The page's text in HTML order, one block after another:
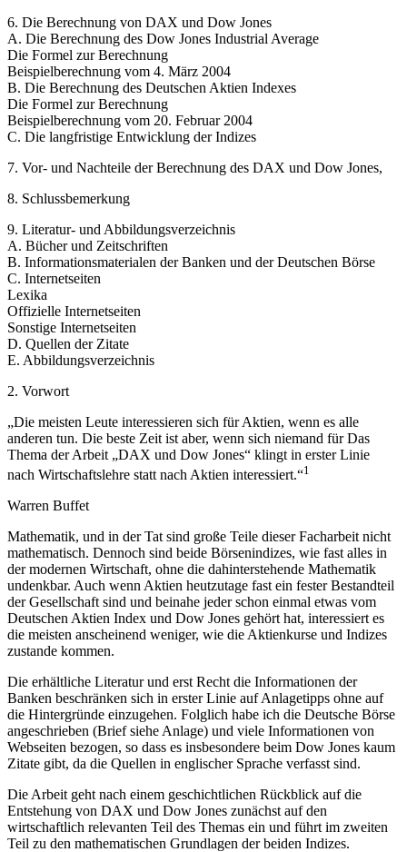
6. Die Berechnung von DAX und Dow Jones
A. Die Berechnung des Dow Jones Industrial Average
Die Formel zur Berechnung
Beispielberechnung vom 4. März 2004
B. Die Berechnung des Deutschen Aktien Indexes
Die Formel zur Berechnung
Beispielberechnung vom 20. Februar 2004
C. Die langfristige Entwicklung der Indizes
7. Vor- und Nachteile der Berechnung des DAX und Dow Jones,
8. Schlussbemerkung
9. Literatur- und Abbildungsverzeichnis
A. Bücher und Zeitschriften
B. Informationsmaterialen der Banken und der Deutschen Börse
C. Internetseiten
Lexika
Offizielle Internetseiten
Sonstige Internetseiten
D. Quellen der Zitate
E. Abbildungsverzeichnis
2. Vorwort
„Die meisten Leute interessieren sich für Aktien, wenn es alle
anderen tun. Die beste Zeit ist aber, wenn sich niemand für Das
Thema der Arbeit „DAX und Dow Jones“ klingt in erster Linie
nach Wirtschaftslehre statt nach Aktien interessiert.“1
Warren Buffet
Mathematik, und in der Tat sind große Teile dieser Facharbeit nicht
mathematisch. Dennoch sind beide Börsenindizes, wie fast alles in
der modernen Wirtschaft, ohne die dahinterstehende Mathematik
undenkbar. Auch wenn Aktien heutzutage fast ein fester Bestandteil
der Gesellschaft sind und beinahe jeder schon einmal etwas vom
Deutschen Aktien Index und Dow Jones gehört hat, interessiert es
die meisten anscheinend weniger, wie die Aktienkurse und Indizes
zustande kommen.
Die erhältliche Literatur und erst Recht die Informationen der
Banken beschränken sich in erster Linie auf Anlagetipps ohne auf
die Hintergründe einzugehen. Folglich habe ich die Deutsche Börse
angeschrieben (Brief siehe Anlage) und viele Informationen von
Webseiten bezogen, so dass es insbesondere beim Dow Jones kaum
Zitate gibt, da die Quellen in englischer Sprache verfasst sind.
Die Arbeit geht nach einem geschichtlichen Rückblick auf die
Entstehung von DAX und Dow Jones zunächst auf den
wirtschaftlich relevanten Teil des Themas ein und führt im zweiten
Teil zu den mathematischen Grundlagen der beiden Indizes.